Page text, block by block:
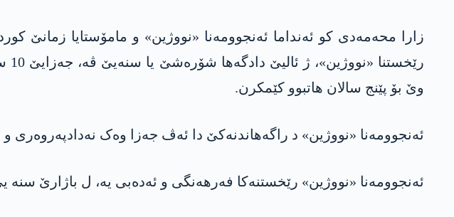
زارا محەمەدی کو ئەنداما ئەنجوومەنا «نووژین» و مامۆستایا زمانێ
وێ بۆ پێنج سالان هاتبوو کێمکرن.
ئەنجوومەنا «نووژین» د راگه‌هاندنەکێ دا ئەڤ جەزا وەک نەدادپەروەری
ئەنجوومەنا «نووژین» رێخستنەکا فەرهەنگی و ئەدەبی یە، ل باژارێ